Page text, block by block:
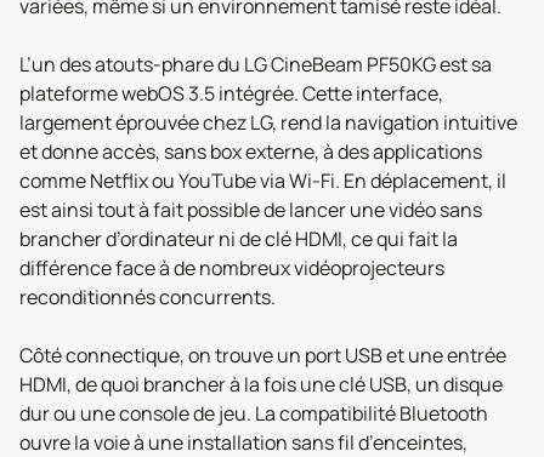
variées, même si un environnement tamisé reste idéal.
L’un des atouts-phare du LG CineBeam PF50KG est sa
plateforme webOS 3.5 intégrée. Cette interface,
largement éprouvée chez LG, rend la navigation intuitive
et donne accès, sans box externe, à des applications
comme Netflix ou YouTube via Wi‑Fi. En déplacement, il
est ainsi tout à fait possible de lancer une vidéo sans
brancher d’ordinateur ni de clé HDMI, ce qui fait la
différence face à de nombreux vidéoprojecteurs
reconditionnés concurrents.
Côté connectique, on trouve un port USB et une entrée
HDMI, de quoi brancher à la fois une clé USB, un disque
dur ou une console de jeu. La compatibilité Bluetooth
ouvre la voie à une installation sans fil d’enceintes,